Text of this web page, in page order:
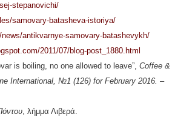
stepanovichi/
samovary-batasheva-istoriya/
antikvarnye-samovary-batashevykh/
2011/07/blog-post_1880.html
is boiling, no one allowed to leave”, Coffee &
International, №1 (126) for February 2016. –
, λήμμα Λιβερά.